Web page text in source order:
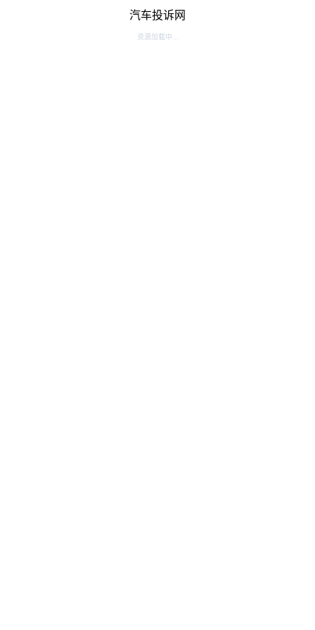
汽车投诉网
资源加载中...